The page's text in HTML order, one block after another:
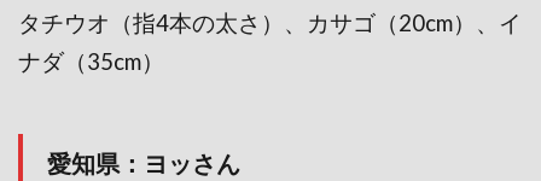
タチウオ（指4本の太さ）、カサゴ（20cm）、イ
ナダ（35cm）
愛知県：ヨッさん